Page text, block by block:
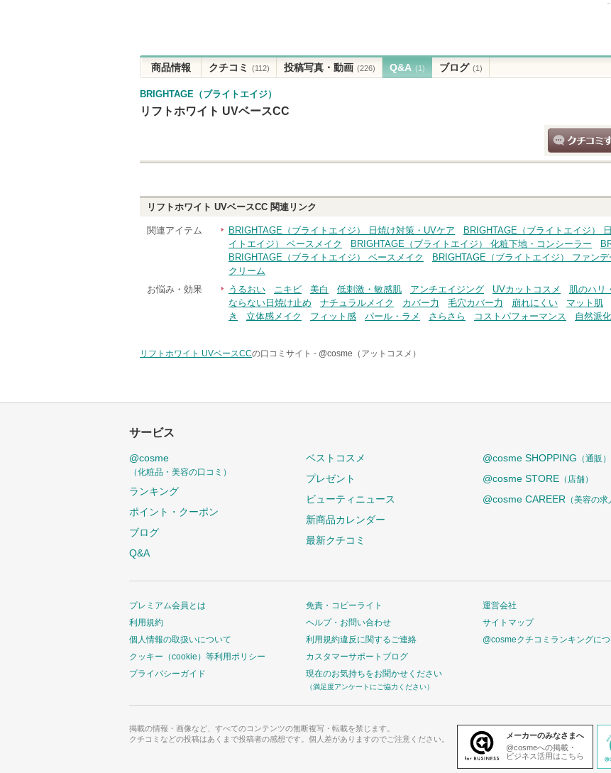
商品情報 クチコミ (112) 投稿写真・動画 (226) Q&A (1) ブログ (1)
BRIGHTAGE（ブライトエイジ）
リフトホワイト UVベースCC
クチコ
リフトホワイト UVベースCC 関連リンク
関連アイテム BRIGHTAGE（ブライトエイジ） 日焼け対策・UVケア BRIGHTAGE（ブライトエイジ）
イトエイジ） ベースメイク
BRIGHTAGE（ブライトエイジ） 化粧下地・コンシーラー
BRIGHTAGE（ブライトエイジ） ベースメイク
BRIGHTAGE（ブライトエイジ） ファンデ
クリーム
お悩み・効果
うるおい ニキビ 美白 低刺激・敏感肌 アンチエイジング UVカットコスメ 肌のハリ
ならない日焼け止め
ナチュラルメイク カバー力 毛穴カバー力 崩れにくい マット肌
き
立体感メイク フィット感 パール・ラメ さらさら コストパフォーマンス 自然派
リフトホワイト UVベースCCの口コミサイト - @cosme（アットコスメ）
サービス
@cosme
（化粧品・美容の口コミ）
ランキング
ポイント・クーポン
ブログ
Q&A
ベストコスメ
プレゼント
ビューティニュース
新商品カレンダー
最新クチコミ
@cosme SHOPPING （通販）
@cosme STORE （店舗）
@cosme CAREER （美容の求
プレミアム会員とは
利用規約
個人情報の取扱いについて
クッキー（cookie）等利用ポリシー
プライバシーガイド
免責・コピーライト
ヘルプ・お問い合わせ
利用規約違反に関するご連絡
カスタマーサポートブログ
現在のお気持ちをお聞かせください
（満足度アンケートにご協力ください）
運営会社
サイトマップ
@cosmeクチコミランキングに
掲載の情報・画像など、すべてのコンテンツの無断複写・転載を禁じます。
クチコミなどの投稿はあくまで投稿者の感想です。個人差がありますのでご注意ください。
メーカーのみなさまへ
@cosmeへの掲載・
ビジネス活用はこちら